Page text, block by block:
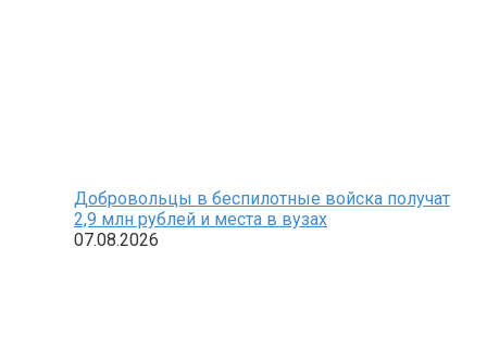
Добровольцы в беспилотные войска получат
2,9 млн рублей и места в вузах
07.08.2026